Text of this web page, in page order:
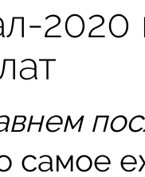
самое